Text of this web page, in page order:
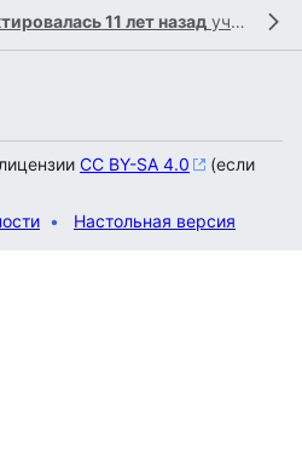
11 лет назад участником
CC BY-SA 4.0
(если
Настольная версия